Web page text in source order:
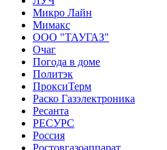
Микро Лайн
Мимакс
ООО "ТАУГАЗ"
Очаг
Погода в доме
Политэк
ПроксиТерм
Раско Газэлектроника
Ресанта
РЕСУРС
Россия
Ростовгазоаппарат